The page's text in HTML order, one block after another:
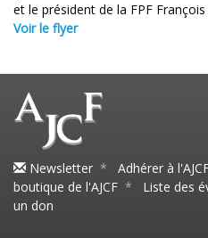
et le président de la FPF François
Voir le flyer
Newsletter * Adhérer à
boutique de l'AJCF * Liste des
un don